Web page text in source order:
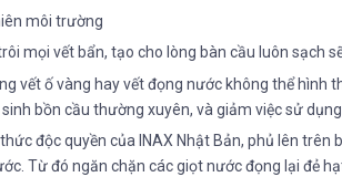
môi trường
mọi vết bẩn, tạo cho lòng bàn cầu luôn sạch
vết ố vàng hay vết đọng nước không thể
bồn cầu thường xuyên, và giảm việc sử
độc quyền của INAX Nhật Bản, phủ lên
Từ đó ngăn chặn các giọt nước đọng lại đẻ